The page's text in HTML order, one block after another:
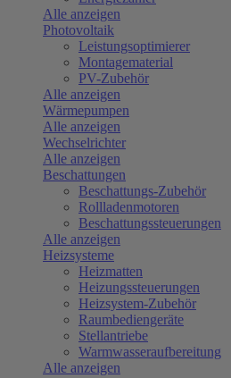
Alle anzeigen
Photovoltaik
Leistungsoptimierer
Montagematerial
PV-Zubehör
Alle anzeigen
Wärmepumpen
Alle anzeigen
Wechselrichter
Alle anzeigen
Beschattungen
Beschattungs-Zubehör
Rollladenmotoren
Beschattungssteuerungen
Alle anzeigen
Heizsysteme
Heizmatten
Heizungssteuerungen
Heizsystem-Zubehör
Raumbediengeräte
Stellantriebe
Warmwasseraufbereitung
Alle anzeigen